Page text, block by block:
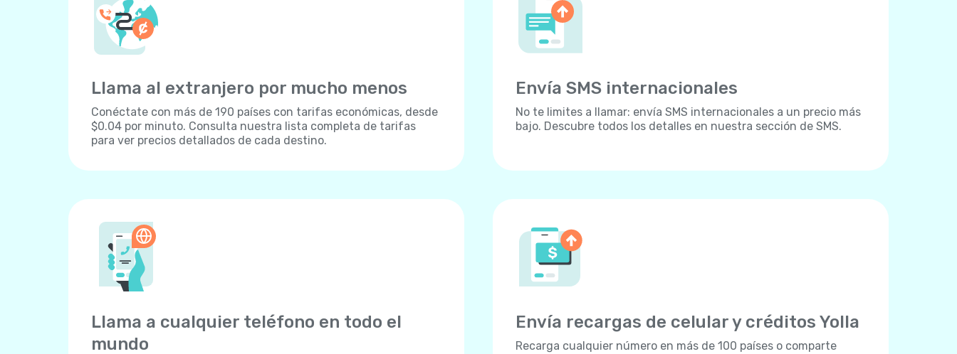
Llama al extranjero por mucho menos
Conéctate con más de 190 países con tarifas económicas, desde
$0.04 por minuto. Consulta nuestra lista completa de tarifas
para ver precios detallados de cada destino.
Envía SMS internacionales
No te limites a llamar: envía SMS internacionales a un precio más
bajo. Descubre todos los detalles en nuestra sección de SMS.
Llama a cualquier teléfono en todo el
mundo
Envía recargas de celular y créditos Yolla
Recarga cualquier número en más de 100 países o comparte